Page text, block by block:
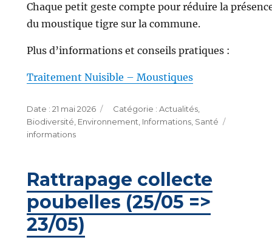
Chaque petit geste compte pour réduire la
du moustique tigre sur la commune.
Plus d’informations et conseils pratiques :
Traitement Nuisible – Moustiques
Publié
le
21 mai 2026 Catégories
Actualités,
Biodiversité, Environnement, Informations, Santé
informations
Rattrapage collecte
poubelles (25/05 =>
23/05)